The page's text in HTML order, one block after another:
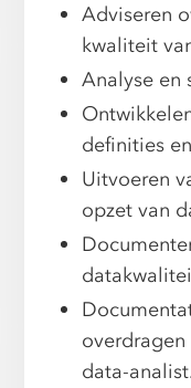
Adviseren
kwaliteit
Analyse en
definities
Uitvoeren
opzet van
data-